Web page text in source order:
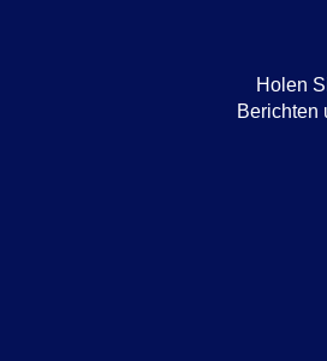
Holen
Berichten